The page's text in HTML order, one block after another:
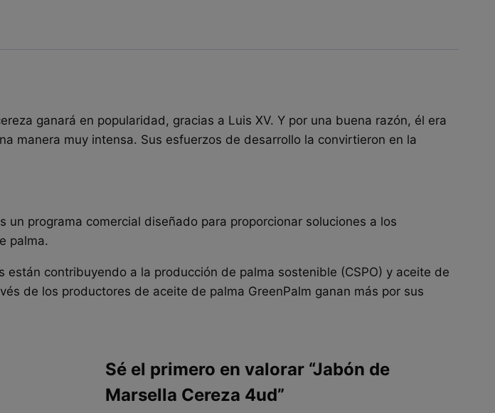
ganará en popularidad, gracias a Luis XV. Y por una buena razón, él era
manera muy intensa. Sus esfuerzos de desarrollo la convirtieron en la
programa comercial diseñado para proporcionar soluciones a los
palma.
contribuyendo a la producción de palma sostenible (CSPO) y aceite de
de los productores de aceite de palma GreenPalm ganan más por sus
Sé el primero en valorar “Jabón de
Marsella Cereza 4ud”